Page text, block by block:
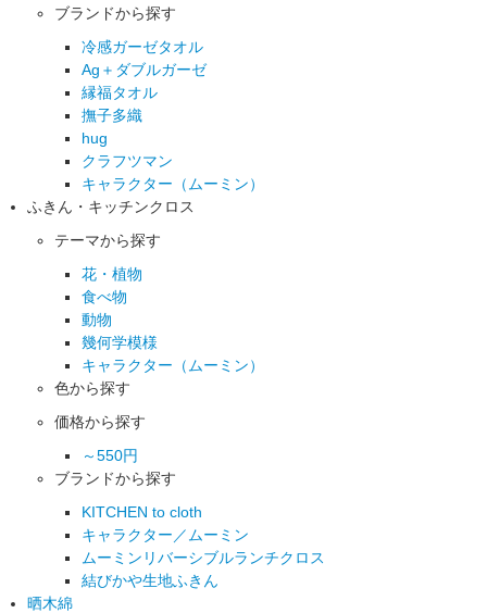
ブランドから探す
冷感ガーゼタオル
Ag＋ダブルガーゼ
縁福タオル
撫子多織
hug
クラフツマン
キャラクター（ムーミン）
ふきん・キッチンクロス
テーマから探す
花・植物
食べ物
動物
幾何学模様
キャラクター（ムーミン）
色から探す
価格から探す
～550円
ブランドから探す
KITCHEN to cloth
キャラクター／ムーミン
ムーミンリバーシブルランチクロス
結びかや生地ふきん
晒木綿